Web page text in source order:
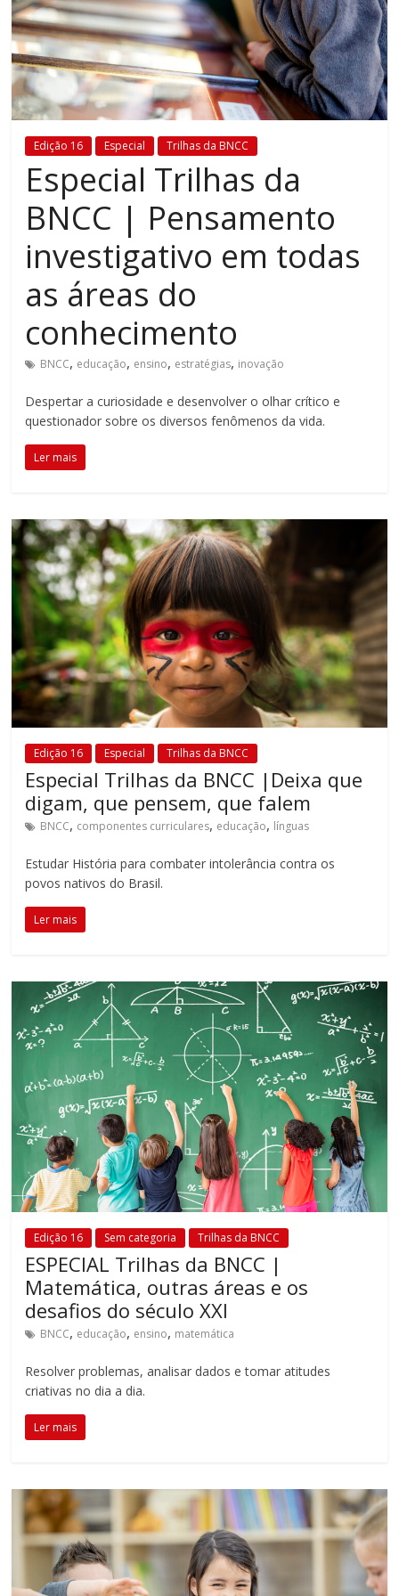
Estamos
em
constante
transformação.
Novas
tecnologias
estão
cada
vez
mais
presentes
no
dia.
fundamental
explorar
outras
possibilidades
de
aula,
reforçando
o
papel
transformador
da
escola
para
expandir
as
perspectivas
acompanhar
as
realizações
dos
Esse
propósito
Educatrix!
Edição 16 Especial Trilhas da BNCC
Especial Trilhas da
BNCC | Pensamento
investigativo em todas
as áreas do
conhecimento
BNCC, educação, ensino, estratégias, inovação
Despertar a curiosidade e desenvolver o olhar crítico e
questionador sobre os diversos fenômenos da vida.
Ler mais
Edição 16 Especial Trilhas da BNCC
Especial Trilhas da BNCC |Deixa que
digam, que pensem, que falem
BNCC, componentes curriculares, educação, línguas
Estudar História para combater intolerância contra os
povos nativos do Brasil.
Ler mais
Edição 16 Sem categoria Trilhas da BNCC
ESPECIAL Trilhas da BNCC |
Matemática, outras áreas e os
desafios do século XXI
BNCC, educação, ensino, matemática
Resolver problemas, analisar dados e tomar atitudes
criativas no dia a dia.
Ler mais